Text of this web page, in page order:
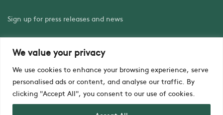
We value your privacy
We use cookies to enhance your browsing experience, serve
personalised ads or content, and analyse our traffic. By
clicking "Accept All", you consent to our use of cookies.
Sign up for press releases and news
Sign up